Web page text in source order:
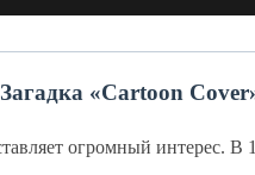
«Cartoon
огромный интерес.